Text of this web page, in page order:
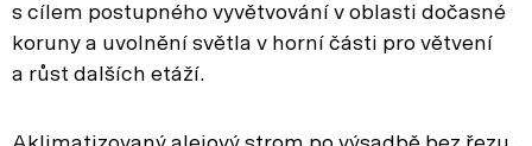
s cílem postupného vyvětvování v oblasti dočasné
koruny a uvolnění světla v horní části pro větvení
a růst dalších etáží.